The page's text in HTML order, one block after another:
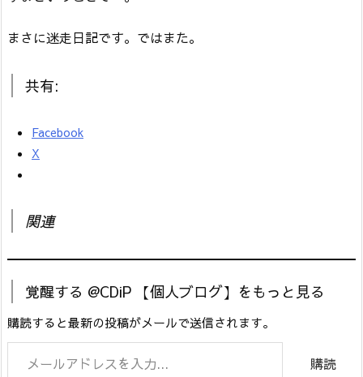
まさに迷走日記です。ではまた。
共有:
Facebook
X
関連
覚醒する @CDiP 【個人ブログ】をもっと見る
購読すると最新の投稿がメールで送信されます。
メールアドレスを入力...
購読